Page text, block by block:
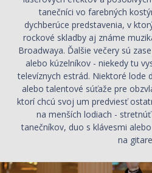
tanečníci vo farebných
dychberúce predstavenia, v
rockové skladby aj známe
Broadwaya. Ďalšie večery sú
alebo kúzelníkov - niekedy tu
televíznych estrád. Niektoré lode
alebo talentové súťaže pre
ktorí chcú svoj um predviesť
na menších lodiach -
tanečníkov, duo s klávesmi
na